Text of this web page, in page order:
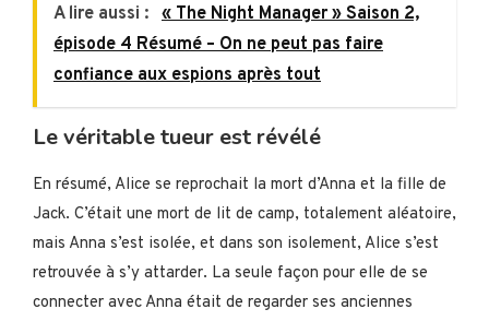
A lire aussi : « The Night Manager » Saison 2,
épisode 4 Résumé – On ne peut pas faire
confiance aux espions après tout
Le véritable tueur est révélé
En résumé, Alice se reprochait la mort d’Anna et la fille de
Jack. C’était une mort de lit de camp, totalement aléatoire,
mais Anna s’est isolée, et dans son isolement, Alice s’est
retrouvée à s’y attarder. La seule façon pour elle de se
connecter avec Anna était de regarder ses anciennes